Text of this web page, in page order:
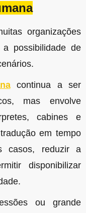
organizações
possibilidade de
continua a ser
mas envolve
cabines e
em tempo
casos, reduzir a
disponibilizar
ou grande